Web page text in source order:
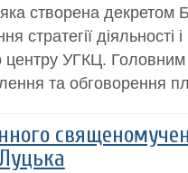
яка створена
стратегії діяльності
центру УГКЦ.
та обговорення